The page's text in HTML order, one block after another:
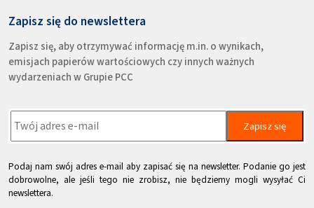
Zapisz się do newslettera
Zapisz się, aby otrzymywać informację m.in. o wynikach,
emisjach papierów wartościowych czy innych ważnych
wydarzeniach w Grupie PCC
Zapisz się
Podaj nam swój adres e-mail aby zapisać się na newsletter. Podanie go jest
dobrowolne, ale jeśli tego nie zrobisz, nie będziemy mogli wysyłać Ci
newslettera.